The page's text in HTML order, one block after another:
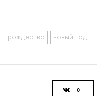
рождество новый год